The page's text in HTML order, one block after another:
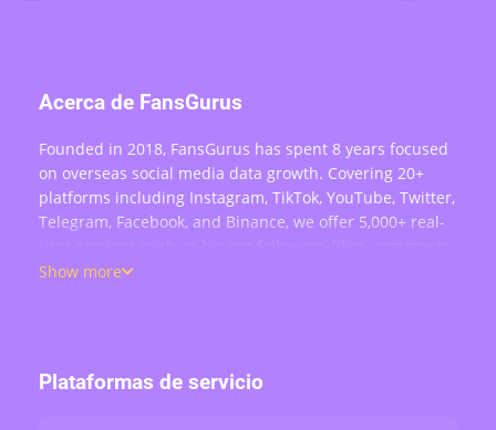
Acerca de FansGurus
Founded in 2018, FansGurus has spent 8 years focused
on overseas social media data growth. Covering 20+
platforms including Instagram, TikTok, YouTube, Twitter,
Telegram, Facebook, and Binance, we offer 5,000+ real-
views, retweets, and live stream engagement — serving
Show more
Plataformas de servicio